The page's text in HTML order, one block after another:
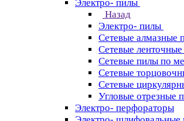
Электро- пилы
Назад
Электро- пилы
Сетевые алмазные
Сетевые
Сетевые пилы по
Сетевые
Сетевые
Угловые отрезные
Электро- перфораторы